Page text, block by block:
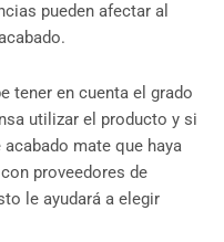
pueden afectar al
tener en cuenta el grado
utilizar el producto y si
mate que haya
proveedores de
le ayudará a elegir